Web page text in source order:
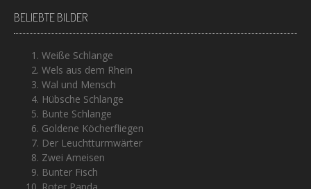
BELIEBTE BILDER
Weiße Schlange
Wels aus dem Rhein
Wal und Mensch
Hübsche Schlange
Bunte Schlange
Goldene Köcherfliegen
Der Leuchtturmwärter
Zwei Ameisen
Bunter Fisch
Roter Panda